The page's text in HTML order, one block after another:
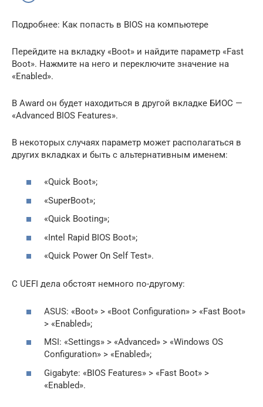
Подробнее: Как попасть в BIOS на компьютере
Перейдите на вкладку «Boot» и найдите параметр «Fast
Boot». Нажмите на него и переключите значение на
«Enabled».
В Award он будет находиться в другой вкладке БИОС —
«Advanced BIOS Features».
В некоторых случаях параметр может располагаться в
других вкладках и быть с альтернативным именем:
«Quick Boot»;
«SuperBoot»;
«Quick Booting»;
«Intel Rapid BIOS Boot»;
«Quick Power On Self Test».
С UEFI дела обстоят немного по-другому:
ASUS: «Boot» > «Boot Configuration» > «Fast Boot»
> «Enabled»;
MSI: «Settings» > «Advanced» > «Windows OS
Configuration» > «Enabled»;
Gigabyte: «BIOS Features» > «Fast Boot» >
«Enabled».